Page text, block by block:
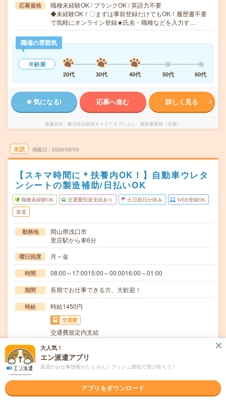
応募資格
職種未経験OK / ブランクOK / 英語力不要
◆未経験OK！〇まずは事前登録だけでもOK！履歴書不要
で気軽にオンライン登録★氏名・職種などを入力す…
職場の雰囲気
年齢層
20代
30代 40代 50代 60代
気になる! 応募へ進む 詳しく見る
派遣会社 株式会社綜合キャリアオプション 製造事業部（全国）
未読 掲載日 2026/08/05
【スキマ時間に＊扶養内OK！】自動車ウレタ
ンシートの製造補助/日払いOK
職種未経験OK 交通費別途支給あり 土日祝日が休み WEB登録OK
派遣
勤務地
岡山県浅口市
里庄駅から車6分
曜日頻度 月～金
時間 08:00～17:0015:00～00:0016:00～01:00
期間 長期でお仕事できる方、大歓迎！
時給 時給1450円
交通費
交通費規定内支給
仕事内容
自動車用ウレタンシートの製造並びに付随する業務。発砲
品の取り出し、離型材の塗布、金型への材料装着、金…
応募資格
◆未経験OK！〇まずは事前登録だけでもOK！履歴書不要
で気軽にオンライン登録★氏名・職種などを入力す…
大人気！
エン派遣アプリ
派遣のお仕事情報がたくさん！プッシュ通知で受け取ろう！
アプリをダウンロード